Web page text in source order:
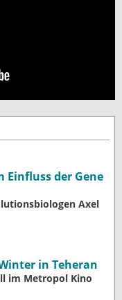
Einfluss der Gene
Axel
in Teheran
im Metropol Kino